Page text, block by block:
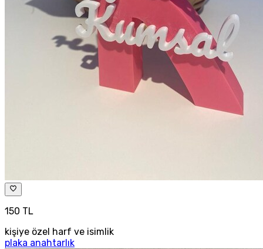
150 TL
kişiye özel harf ve isimlik
plaka anahtarlık